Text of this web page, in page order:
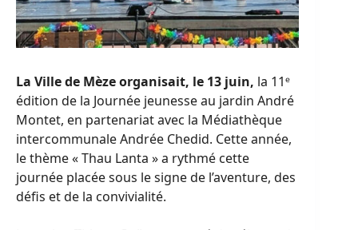
La Ville de Mèze organisait, le 13 juin, la 11ᵉ
édition de la Journée jeunesse au jardin André
Montet, en partenariat avec la Médiathèque
intercommunale Andrée Chedid. Cette année,
le thème « Thau Lanta » a rythmé cette
journée placée sous le signe de l’aventure, des
défis et de la convivialité.